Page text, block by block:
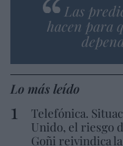
Las
hacen para
Lo más leído
Telefónica.
Unido, el riesgo
Goñi reivindica